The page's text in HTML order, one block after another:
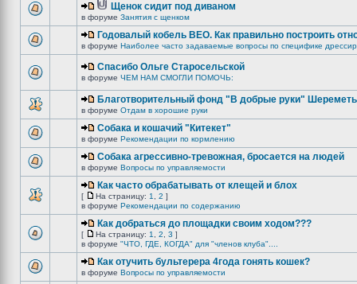
Щенок сидит под диваном
в форуме Занятия с щенком
Годовалый кобель ВЕО. Как правильно построить
в форуме Наиболее часто задаваемые вопросы по специфике
Спасибо Ольге Старосельской
в форуме ЧЕМ НАМ СМОГЛИ ПОМОЧЬ:
Благотворительный фонд "В добрые руки"
в форуме Отдам в хорошие руки
Собака и кошачий "Китекет"
в форуме Рекомендации по кормлению
Собака агрессивно-тревожная, бросается на людей
в форуме Вопросы по управляемости
Как часто обрабатывать от клещей и блох
[ На страницу: 1 2 ]
в форуме Рекомендации по содержанию
Как добраться до площадки своим ходом???
[ На страницу: 1 2 3 ]
в форуме "ЧТО, ГДЕ, КОГДА" для "членов клуба"....
Как отучить бультерера 4года гонять кошек?
в форуме Вопросы по управляемости